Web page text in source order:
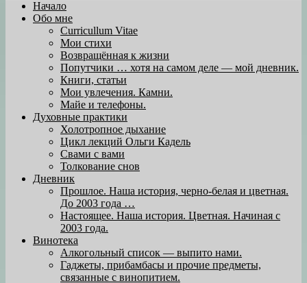
Начало
Обо мне
Curricullum Vitae
Мои стихи
Возвращённая к жизни
Попутчики … хотя на самом деле — мой дневник.
Книги, статьи
Мои увлечения. Камни.
Майе и телефоны.
Духовные практики
Холотропное дыхание
Цикл лекций Ольги Кадель
Свами с вами
Толкование снов
Дневник
Прошлое. Наша история, черно-белая и цветная.
До 2003 года …
Настоящее. Наша история. Цветная. Начиная с
2003 года.
Винотека
Алкогольный список — выпито нами.
Гаджеты, прибамбасы и прочие предметы,
связанные с винопитием.